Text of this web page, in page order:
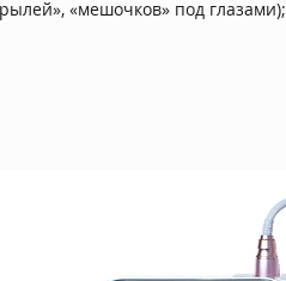
«мешочков» под глазами);